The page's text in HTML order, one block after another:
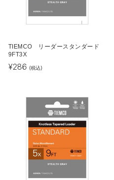
TIEMCO リーダースタンダード
9FT3X
¥286 (税込)